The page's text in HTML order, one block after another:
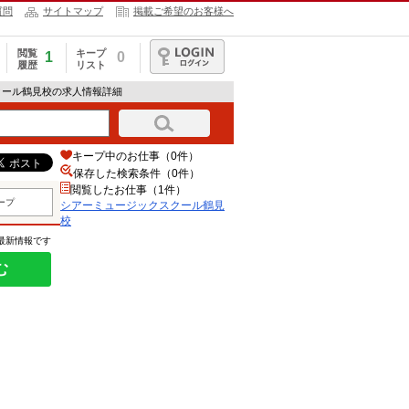
問 サイトマップ 掲載ご希望のお客様へ
閲覧
履歴
1
キープ
リスト
0
ログイン
ル鶴見校の求人情報詳細
プ
新情報です
キープ中のお仕事（0件）
保存した検索条件（0件）
閲覧したお仕事（1件）
シアーミュージックスクール鶴見
校